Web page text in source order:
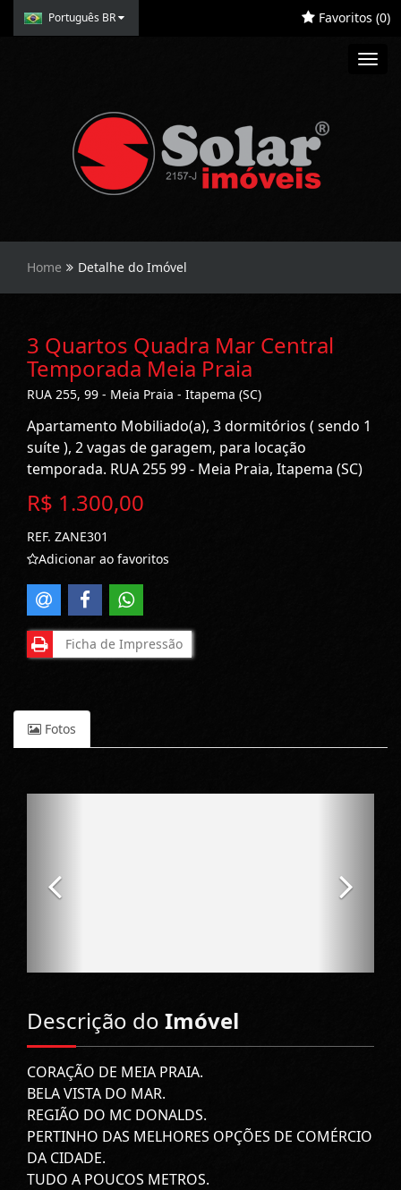
Português BR Favoritos (0)
Home Detalhe do Imóvel
3 Quartos Quadra Mar Central
Temporada Meia Praia
RUA 255, 99 - Meia Praia - Itapema (SC)
Apartamento Mobiliado(a), 3 dormitórios ( sendo 1
suíte ), 2 vagas de garagem, para locação
temporada. RUA 255 99 - Meia Praia, Itapema (SC)
R$ 1.300,00
REF. ZANE301
Adicionar ao favoritos
Ficha de Impressão
Fotos
Descrição do Imóvel
CORAÇÃO DE MEIA PRAIA.
BELA VISTA DO MAR.
REGIÃO DO MC DONALDS.
PERTINHO DAS MELHORES OPÇÕES DE COMÉRCIO
DA CIDADE.
TUDO A POUCOS METROS.